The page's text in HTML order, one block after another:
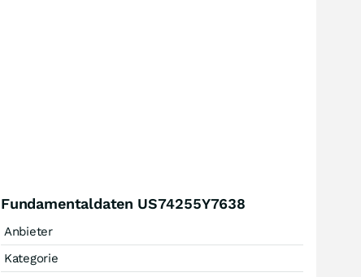
Fundamentaldaten US74255Y7638
Anbieter
Kategorie